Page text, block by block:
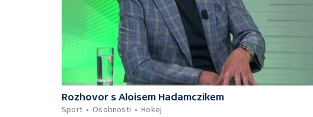
Rozhovor s Aloisem Hadamczikem
Sport
Osobnosti Hokej